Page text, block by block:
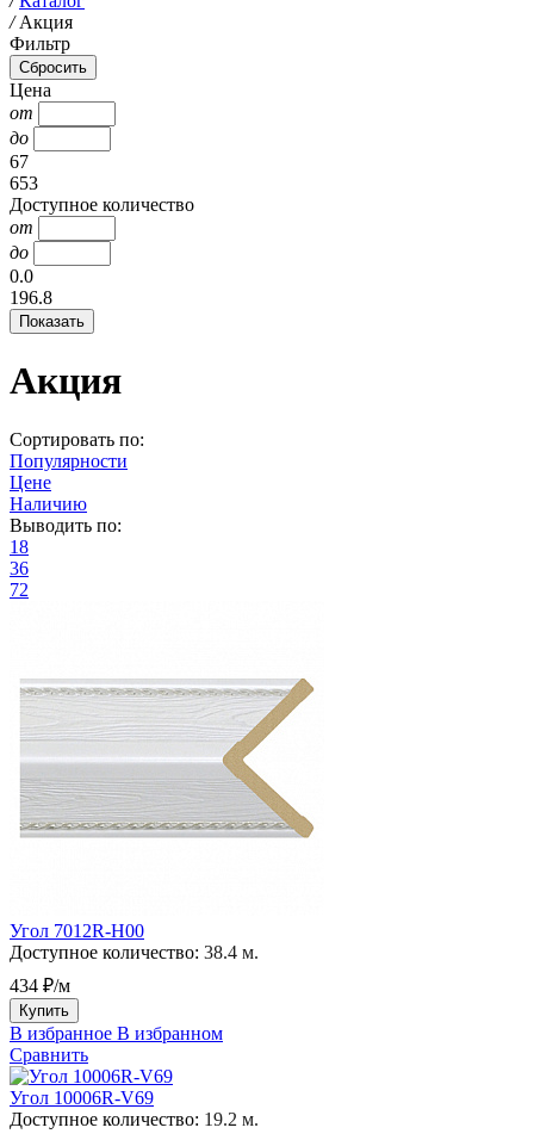
/ Акция
Фильтр
Цена
от
до
67
653
Доступное количество
от
до
0.0
196.8
Акция
Сортировать по:
Популярности
Цене
Наличию
Выводить по:
18
36
72
Угол 7012R-H00
Доступное количество: 38.4 м.
434 ₽/м
Купить
В избранное В избранном
Сравнить
Угол 10006R-V69
Доступное количество: 19.2 м.